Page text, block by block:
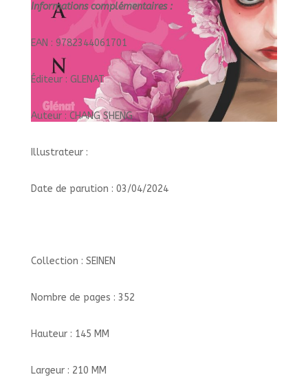
Informations complémentaires :
EAN : 9782344061701
Éditeur : GLENAT
Auteur : CHANG SHENG
Illustrateur :
Date de parution : 03/04/2024
Collection : SEINEN
Nombre de pages : 352
Hauteur : 145 MM
Largeur : 210 MM